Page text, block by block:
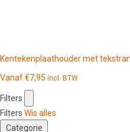
Kentekenplaathouder met
Vanaf€7,95 incl. BTW
Filters
Filters Wis alles
Categorie